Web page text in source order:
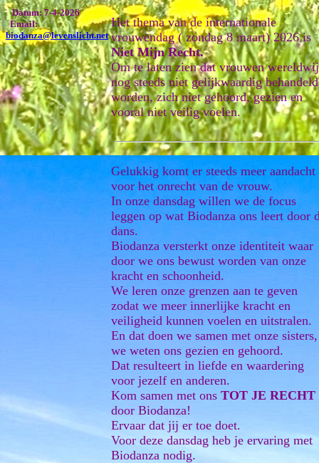
Datum: 7-4-2026
Email:
biodanza@levenslicht.net
Het thema van de internationale
vrouwendag ( zondag 8 maart) 2026 is
Niet Mijn Recht.
Om te laten zien dat vrouwen
nog steeds niet gelijkwaardig behandeld
worden, zich niet gehoord, gezien en
vooral niet veilig voelen.
Gelukkig komt er steeds meer aandacht
voor het onrecht van de vrouw.
In onze dansdag willen we de focus
leggen op wat Biodanza ons leert door
dans.
Biodanza versterkt onze identiteit waar
door we ons bewust worden van onze
kracht en schoonheid.
We leren onze grenzen aan te geven
zodat we meer innerlijke kracht en
veiligheid kunnen voelen en uitstralen.
En dat doen we samen met onze sisters,
we weten ons gezien en gehoord.
Dat resulteert in liefde en waardering
voor jezelf en anderen.
Kom samen met ons TOT JE RECHT
door Biodanza!
Ervaar dat jij er toe doet.
Voor deze dansdag heb je ervaring met
Biodanza nodig.